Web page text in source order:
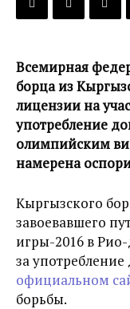
Всемирная
борца из
лицензии на
употребление
олимпийским
намерена
Кыргызского
завоевавшего
игры-2016 в
за
официальном
борьбы.